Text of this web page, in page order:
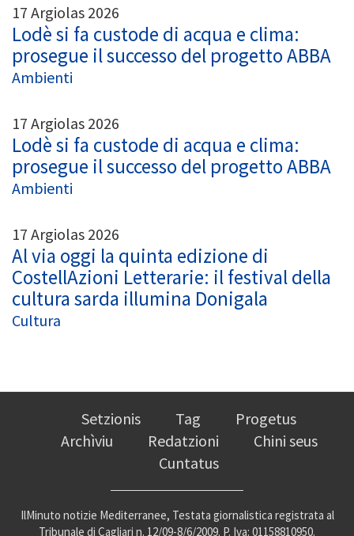
17 Argiolas 2026
Lodè si fa custode di acqua e clima:
prosegue il successo del progetto ABBA
Ambienti
17 Argiolas 2026
Lodè si fa custode di acqua e clima:
prosegue il successo del progetto ABBA
Ambienti
17 Argiolas 2026
Al via oggi la quinta edizione di
CostellAzioni Letterarie: il festival della
cultura sarda illumina Donigala
Cultura
Setzionis Tag
Progetus
Archìviu
Redatzioni
Chini seus
Cuntatus
IlMinuto notizie Mediterranee, Testata giornalistica registrata al
Tribunale di Cagliari n. 12/09-8/6/2009. P. Iva: 01158810950.